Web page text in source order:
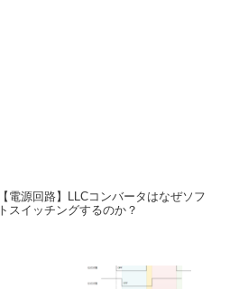
【電源回路】LLCコンバータはなぜソフ
トスイッチングするのか？